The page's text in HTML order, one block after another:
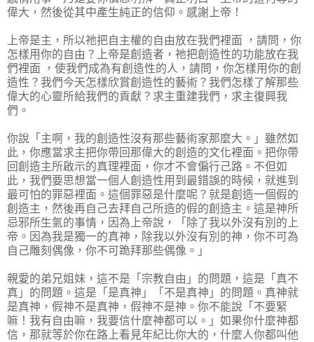
偉大，然後從其中產生純正的信仰。感謝上帝！
上帝是主，所以祂把自主權的自由放在我們裡面 ，請問，你
怎樣用你的自由？上帝是創造者，祂把創造性的功能放在我
們裡面 ，使我們成為有創造性的人，請問，你怎樣用你的創
造性？我們今天怎樣欣賞創造性的藝術？我們怎樣了解那些
偉大的心靈所給我們的貢獻？求主重建我們，求主復興我
們。
你說「主啊，我的創造性沒有那些藝術家那麼大。」雖然如
此，你應當求主把你帶回那偉大的創造的文化裡面。把你帶
回創造主所啟示的真理裡面，你才不會偏行己路。不但如
此，我們要思想當一個人創造性用到最錯誤的時候，就進到
最可怕的罪惡裡面。這個罪惡是什麼呢？就是創造一個假的
創造主，然後再自己去拜自己所造的假的創造主。這是神所
忌邪所生氣的事情，因為上帝說，「除了我以外沒有別的上
帝。因為我是獨一的真神，除我以外沒有別的神，你不可為
自己雕刻偶像，你不可跪拜那些偶像。」
親愛的弟兄姐妹，這不是「宗教自由」的問題，這是「真不
真」的問題。這是「是真神」「不是真神」的問題。真神就
是真神，假神不是真神，假神不是神。你不能說「不要緊
嘛！我有自由嘛，我要信什麼神都可以。」如果你什麼神都
信，那就等於你在路上看見年紀比你大的，什麼人你都叫他